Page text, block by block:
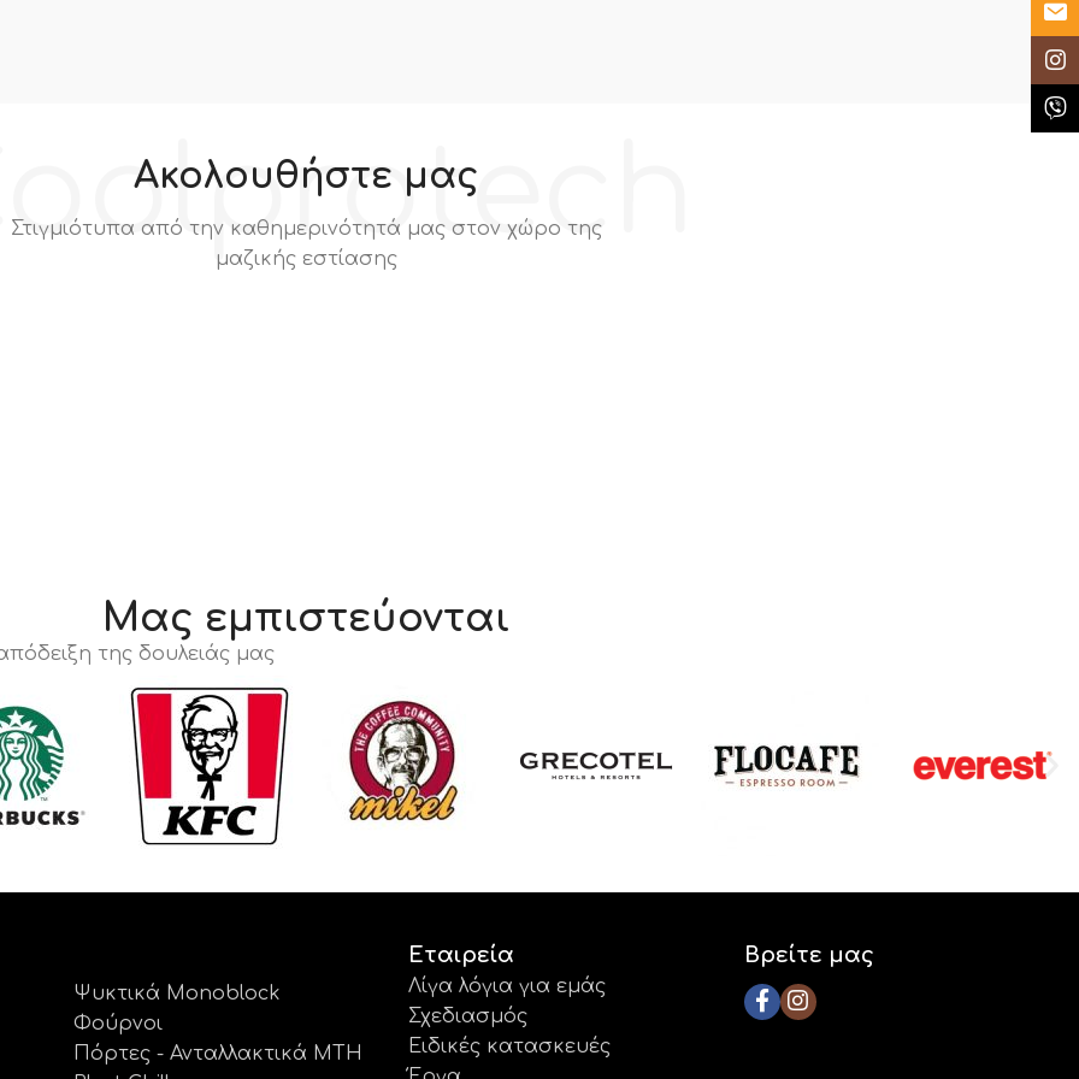
Ακολουθήστε μας
Στιγμιότυπα από την καθημερινότητά μας στον χώρο της
μαζικής εστίασης
Μας εμπιστεύονται
της δουλειάς μας
Ψυκτικά Monoblock
Φούρνοι
Πόρτες - Ανταλλακτικά MTH
Εταιρεία
Λίγα λόγια για εμάς
Σχεδιασμός
Ειδικές κατασκευές
Βρείτε μας
Email